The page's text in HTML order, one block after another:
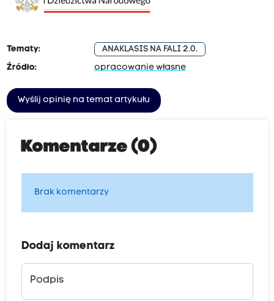
Tematy:
ANAKLASIS NA FALI 2.0.
Źródło:
opracowanie własne
Wyślij opinię na temat artykułu
Komentarze (0)
Brak komentarzy
Dodaj komentarz
Podpis